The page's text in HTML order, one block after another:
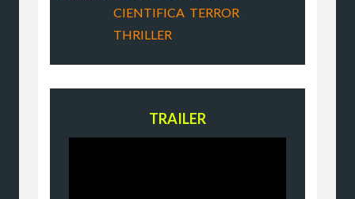
CIENTIFICA TERROR
THRILLER
TRAILER